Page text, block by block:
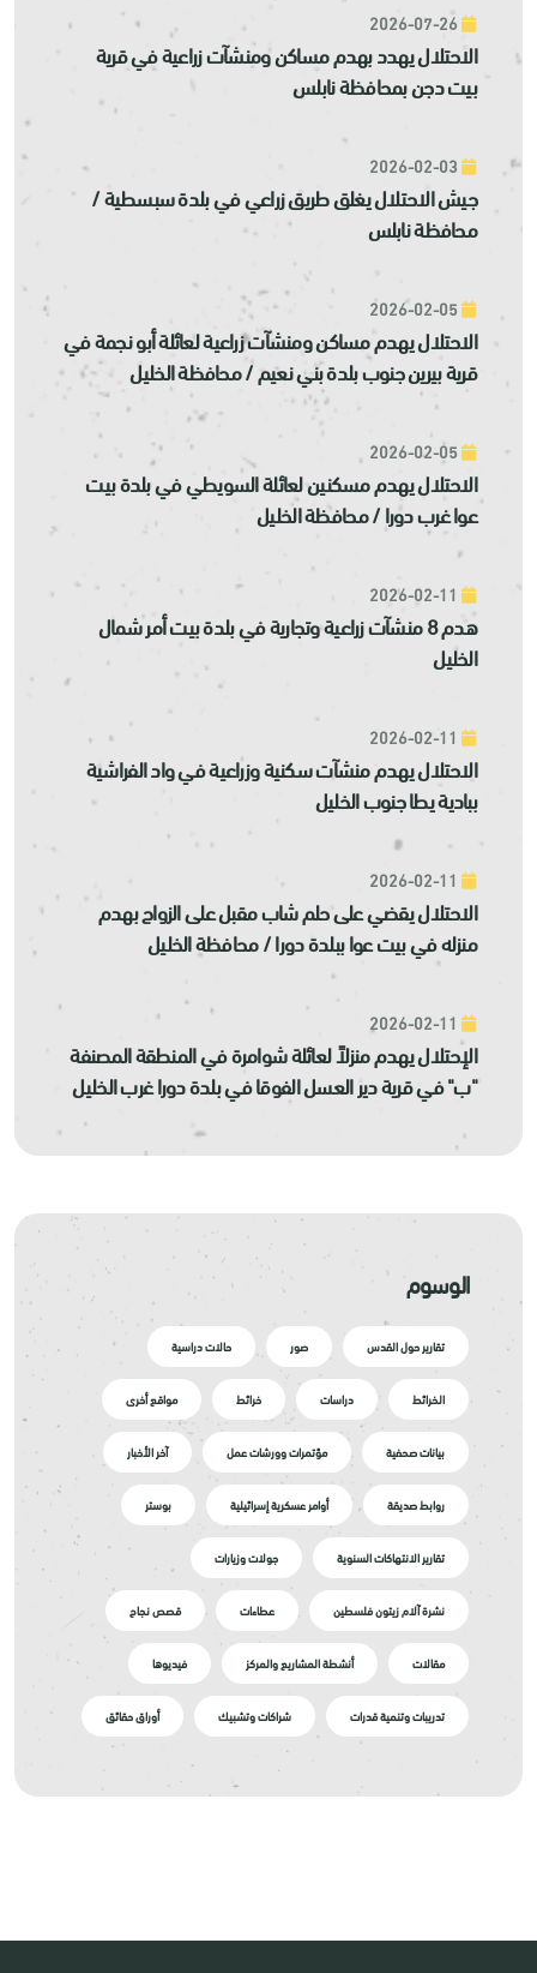
الاحتلال يهدد بهدم مساكن ومنشآت زراعية في قرية
بيت دجن بمحافظة نابلس
جيش الاحتلال يغلق طريق زراعي في بلدة سبسطية /
محافظة نابلس
الاحتلال يهدم مساكن ومنشآت زراعية لعائلة أبو نجمة في
قرية بيرين جنوب بلدة بني نعيم / محافظة الخليل
الاحتلال يهدم مسكنين لعائلة السويطي في بلدة بيت
عوا غرب دورا / محافظة الخليل
هدم 8 منشآت زراعية وتجارية في بلدة بيت أمر شمال
الخليل
الاحتلال يهدم منشآت سكنية وزراعية في واد الفراشية
ببادية يطا جنوب الخليل
الاحتلال يقضي على حلم شاب مقبل على الزواج بهدم
منزله في بيت عوا ببلدة دورا / محافظة الخليل
الإحتلال يهدم منزلاً لعائلة شوامرة في المنطقة المصنفة
"ب" في قرية دير العسل الفوقا في بلدة دورا غرب الخليل
الوسوم
تقارير حول القدس صور حالات دراسية
الخرائط دراسات خرائط مواقع أخرى
بيانات صحفية مؤتمرات وورشات عمل آخر الأخبار
روابط صديقة أوامر عسكرية إسرائيلية بوستر
تقارير الانتهاكات السنوية جولات وزيارات
نشرة آلام زيتون فلسطين عطاءات قصص نجاح
مقالات أنشطة المشاريع والمركز فيديوها
تدريبات وتنمية قدرات شراكات وتشبيك أوراق حقائق